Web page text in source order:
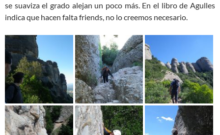
se suaviza el grado alejan un poco más. En el libro de Agulles
indica que hacen falta friends, no lo creemos necesario.